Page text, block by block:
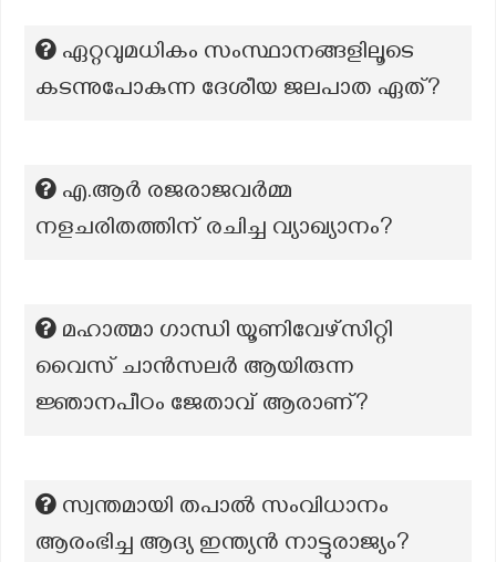
ഏറ്റവുമധികം സംസ്ഥാനങ്ങളിലൂടെ
കടന്നുപോകുന്ന ദേശീയ ജലപാത ഏത്?
എ.ആർ രജരാജവർമ്മ
നളചരിതത്തിന് രചിച്ച വ്യാഖ്യാനം?
മഹാത്മാ ഗാന്ധി യൂണിവേഴ്സിറ്റി
വൈസ് ചാൻസലർ ആയിരുന്ന
ജ്ഞാനപീഠം ജേതാവ് ആരാണ്?
സ്വന്തമായി തപാൽ സംവിധാനം
ആരംഭിച്ച ആദ്യ ഇന്ത്യൻ നാട്ടുരാജ്യം?